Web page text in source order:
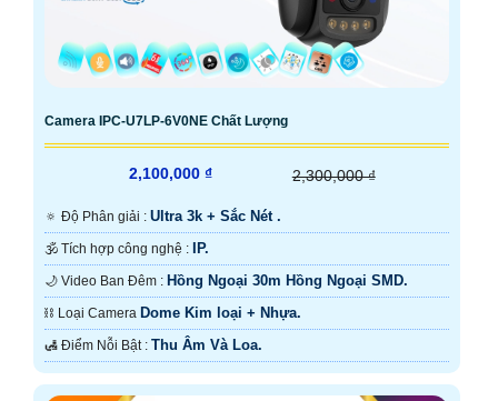
Camera IPC-U7LP-6V0NE Chất Lượng
2,100,000 ₫ 2,300,000 ₫
🔅 Độ Phân giải : Ultra 3k + Sắc Nét .
🕉️ Tích hợp công nghệ : IP.
🌙 Video Ban Đêm : Hồng Ngoại 30m Hồng Ngoại SMD.
⛓ Loại Camera Dome Kim loại + Nhựa.
️🛃 Điểm Nỗi Bật : Thu Âm Và Loa.